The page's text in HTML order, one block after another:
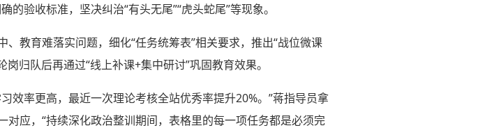
验收标准，坚决纠治“有头无尾”“虎头蛇尾”等现象。
教育难落实问题，细化“任务统筹表”相关要求，推出“战位微课
归队后再通过“线上补课+集中研讨”巩固教育效果。
效率更高，最近一次理论考核全站优秀率提升20%。”蒋指导员拿
应，“持续深化政治整训期间，表格里的每一项任务都是必须完